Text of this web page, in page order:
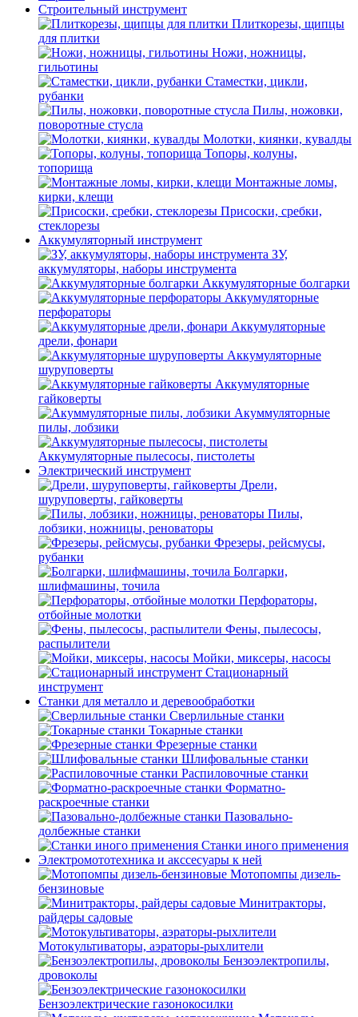
Строительный инструмент
Плиткорезы, щипцы
для плитки
Ножи, ножницы,
гильотины
Стаместки, цикли,
рубанки
Пилы, ножовки,
поворотные стусла
Молотки, киянки, кувалды
Топоры, колуны,
топорища
Монтажные ломы,
кирки, клещи
Присоски, сребки,
стеклорезы
Аккумуляторный инструмент
ЗУ,
аккумуляторы, наборы инструмента
Аккумуляторные болгарки
Аккумуляторные
перфораторы
Аккумуляторные
дрели, фонари
Аккумуляторные
шуруповерты
Аккумуляторные
гайковерты
Акуммуляторные
пилы, лобзики
Аккумуляторные пылесосы, пистолеты
Электрический инструмент
Дрели,
шуруповерты, гайковерты
Пилы,
лобзики, ножницы, реноваторы
Фрезеры, рейсмусы,
рубанки
Болгарки,
шлифмашины, точила
Перфораторы,
отбойные молотки
Фены, пылесосы,
распылители
Мойки, миксеры, насосы
Стационарный
инструмент
Станки для металло и деревообработки
Сверлильные станки
Токарные станки
Фрезерные станки
Шлифовальные станки
Распиловочные станки
Форматно-
раскроечные станки
Пазовально-
долбежные станки
Станки иного применения
Электромототехника и акссесуары к ней
Мотопомпы дизель-
бензиновые
Минитракторы,
райдеры садовые
Мотокультиваторы, аэраторы-рыхлители
Бензоэлектропилы,
дровоколы
Бензоэлектрические газонокосилки